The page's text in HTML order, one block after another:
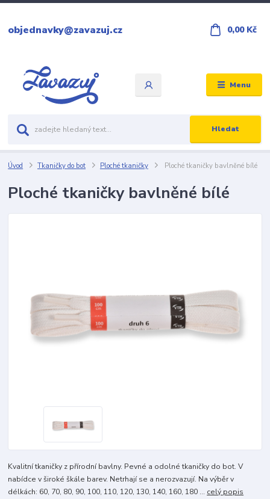
Menu
Hledat
objednavky@zavazuj.cz 0,00 Kč
Úvod Tkaničky do bot Ploché tkaničky Ploché tkaničky bavlněné bílé
Ploché tkaničky bavlněné bílé
Kvalitní tkaničky z přírodní bavlny. Pevné a odolné tkaničky do bot. V
nabídce v široké škále barev. Netrhají se a nerozvazují. Na výběr v
délkách: 60, 70, 80, 90, 100, 110, 120, 130, 140, 160, 180 ... celý popis